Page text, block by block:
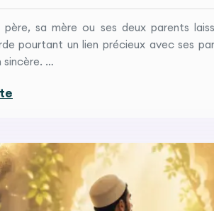
père, sa mère ou ses deux parents
pourtant un lien précieux avec ses
sincère. …